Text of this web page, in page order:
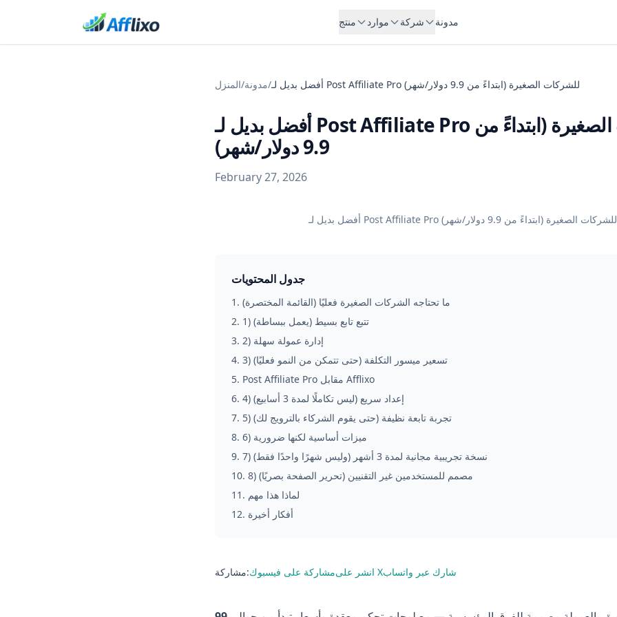
منتج موارد شركة مدونة
المنزل/مدونة/ أفضل بديل لـ Post Affiliate Pro للشركات الصغيرة (ابتداءً من 9.9 دولار/شهر)
أفضل بديل لـ Post Affiliate Pro للشركات الصغيرة (ابتداءً من
9.9 دولار/شهر)
February 27, 2026
أفضل بديل لـ Post Affiliate Pro للشركات الصغيرة (ابتداءً من 9.9 دولار/شهر)
جدول المحتويات
1 . ما تحتاجه الشركات الصغيرة فعليًا (القائمة المختصرة)
2.
1) تتبع تابع بسيط (يعمل ببساطة)
3.
2) إدارة عمولة سهلة
4.
3) تسعير ميسور التكلفة (حتى تتمكن من النمو فعليًا)
5.
Post Affiliate Pro مقابل Afflixo
6.
4) إعداد سريع (ليس تكاملًا لمدة 3 أسابيع)
7.
5) تجربة تابعة نظيفة (حتى يقوم الشركاء بالترويج لك)
8.
6) ميزات أساسية لكنها ضرورية
9.
7) نسخة تجريبية مجانية لمدة 3 أشهر (وليس شهرًا واحدًا فقط)
10.
8) مصمم للمستخدمين غير التقنيين (تحرير الصفحة بصريًا)
11 . لماذا هذا مهم
12. أفكار أخيرة
مشاركة:مشاركة على فيسبوك انشر على Xشارك عبر واتساب